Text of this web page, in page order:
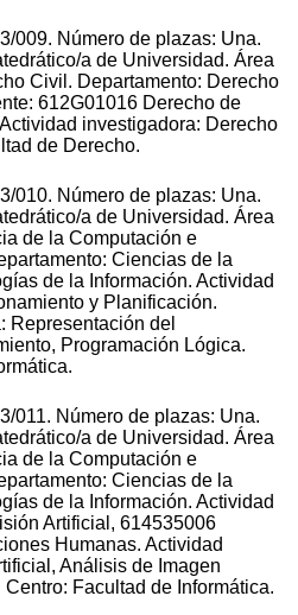
009. Número de plazas: Una.
a de Universidad. Área
Civil. Departamento: Derecho
612G01016 Derecho de
investigadora: Derecho
de Derecho.
010. Número de plazas: Una.
a de Universidad. Área
de la Computación e
Ciencias de la
de la Información. Actividad
y Planificación.
Representación del
Programación Lógica.
011. Número de plazas: Una.
a de Universidad. Área
de la Computación e
Ciencias de la
de la Información. Actividad
Artificial, 614535006
Humanas. Actividad
Análisis de Imagen
Facultad de Informática.